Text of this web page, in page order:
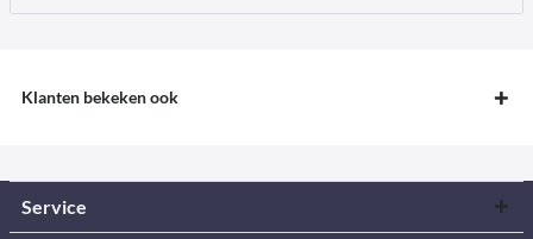
Klanten bekeken ook
Service